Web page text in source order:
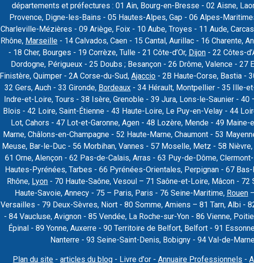
départements et préfectures : 01 Ain, Bourg-en-Bresse - 02 Aisne,
Provence, Digne-les-Bains - 05 Hautes-Alpes, Gap - 06 Alpes-
Charleville-Mézières - 09 Ariège, Foix - 10 Aube, Troyes - 11 Aude,
Rhône, Marseille- 14 Calvados, Caen - 15 Cantal, Aurillac - 16 Charente,
- 18 Cher, Bourges - 19 Corrèze, Tulle - 21 Côte-d’Or, Dijon- 22 Côtes-
Dordogne, Périgueux - 25 Doubs ; Besançon - 26 Drôme, Valence - 27
Finistère, Quimper - 2A Corse-du-Sud,Ajaccio - 2B Haute-Corse, Bastia -
32 Gers, Auch - 33 Gironde, Bordeaux- 34 Hérault, Montpellier - 35 Ille-
Indre-et-Loire, Tours - 38 Isère, Grenoble - 39 Jura, Lons-le-Saunier -
Blois - 42 Loire, Saint-Étienne - 43 Haute-Loire, Le Puy-en-Velay - 44
Lot, Cahors - 47 Lot-et-Garonne, Agen - 48 Lozère, Mende - 49
Marne, Châlons-en-Champagne - 52 Haute-Marne, Chaumont - 53
Meuse, Bar-le-Duc - 56 Morbihan, Vannes - 57 Moselle, Metz - 58
61 Orne, Alençon - 62 Pas-de-Calais, Arras - 63 Puy-de-Dôme,
Hautes-Pyrénées, Tarbes - 66 Pyrénées-Orientales, Perpignan - 67 Bas-
Rhône, Lyon - 70 Haute-Saône, Vesoul – 71 Saône-et-Loire, Mâcon - 72
Haute-Savoie, Annecy - 75 – Paris, Paris - 76 Seine-Maritime, Rouen–
Versailles - 79 Deux-Sèvres, Niort - 80 Somme, Amiens – 81 Tarn, Albi -
- 84 Vaucluse, Avignon - 85 Vendée, La Roche-sur-Yon - 86 Vienne,
Épinal - 89 Yonne, Auxerre - 90 Territoire de Belfort, Belfort - 91
Nanterre - 93 Seine-Saint-Denis, Bobigny - 94 Val-de-
Plan du site -articles du blog - Livre d'or -Annuaire Professionnels -